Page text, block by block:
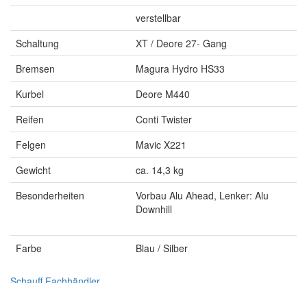
verstellbar
Schaltung
XT / Deore 27- Gang
Bremsen
Magura Hydro HS33
Kurbel
Deore M440
Reifen
Conti Twister
Felgen
Mavic X221
Gewicht
ca. 14,3 kg
Besonderheiten
Vorbau Alu Ahead, Lenker: Alu
Downhill
Farbe Blau / Silber